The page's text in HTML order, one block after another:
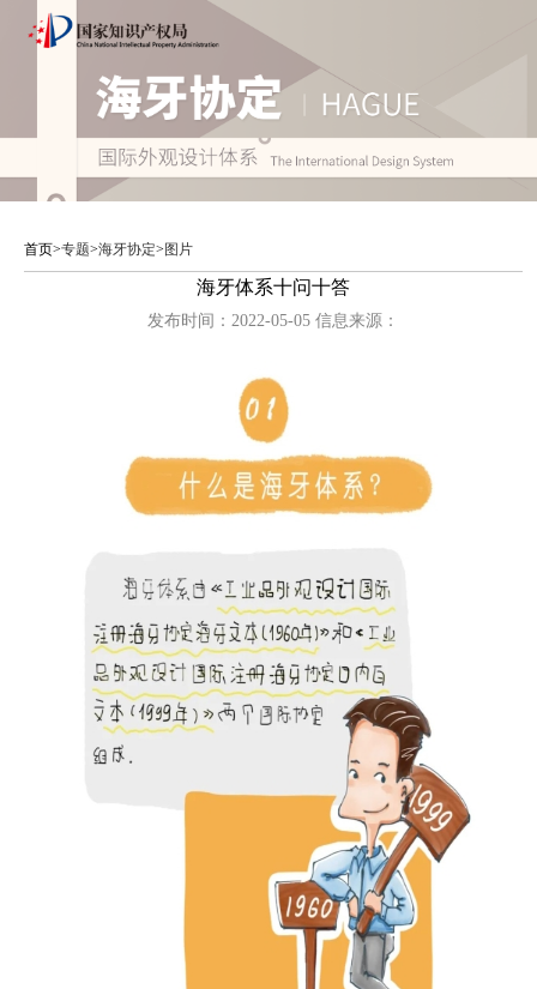
首页>专题>海牙协定> 图片
海牙体系十问十答
发布时间：2022-05-05 信息来源：